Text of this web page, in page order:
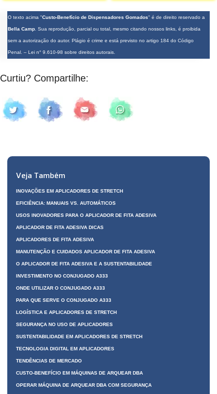
O texto acima "Custo-Benefício de Dispensadores Gomados" é de direito reservado a
Bella Camp. Sua reprodução, parcial ou total, mesmo citando nossos links, é proibida
sem a autorização do autor. Plágio é crime e está previsto no artigo 184 do Código
Penal. – Lei n° 9.610-98 sobre direitos autorais.
Curtiu? Compartilhe:
Veja Também
INOVAÇÕES EM APLICADORES DE STRETCH
EFICIÊNCIA: MANUAIS VS. AUTOMÁTICOS
USOS INOVADORES PARA O APLICADOR DE FITA ADESIVA
APLICADOR DE FITA ADESIVA DICAS
APLICADORES DE FITA ADESIVA
MANUTENÇÃO E CUIDADOS APLICADOR DE FITA ADESIVA
O APLICADOR DE FITA ADESIVA E A SUSTENTABILIDADE
INVESTIMENTO NO CONJUGADO A333
ONDE UTILIZAR O CONJUGADO A333
PARA QUE SERVE O CONJUGADO A333
LOGÍSTICA E APLICADORES DE STRETCH
SEGURANÇA NO USO DE APLICADORES
SUSTENTABILIDADE EM APLICADORES DE STRETCH
TECNOLOGIA DIGITAL EM APLICADORES
TENDÊNCIAS DE MERCADO
CUSTO-BENEFÍCIO EM MÁQUINAS DE ARQUEAR DBA
OPERAR MÁQUINA DE ARQUEAR DBA COM SEGURANÇA